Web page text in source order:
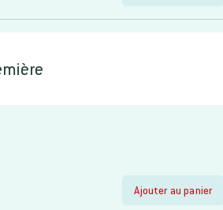
Ajouter au panier